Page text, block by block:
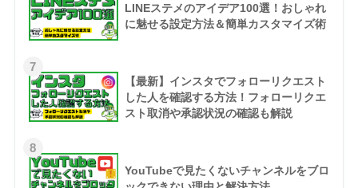
LINEステメのアイデア100選！おしゃれ
に魅せる設定方法＆簡単カスタマイズ術
7
【最新】インスタでフォローリクエスト
した人を確認する方法！フォローリクエ
スト取消や承認状況の確認も解説
8
YouTubeで見たくないチャンネルをブロ